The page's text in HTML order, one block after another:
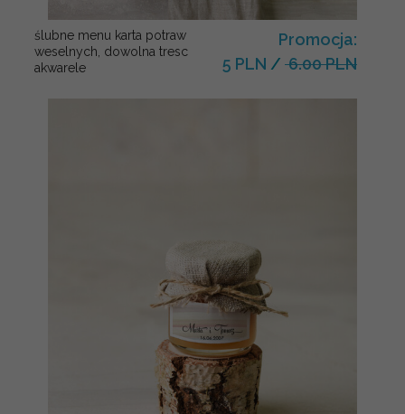
ślubne menu karta potraw
weselnych, dowolna tresc
akwarele
Promocja:
5 PLN / 6.00 PLN